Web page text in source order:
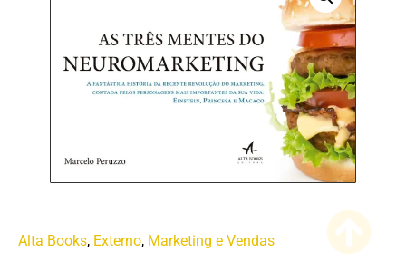
Alta Books, Externo, Marketing e Vendas